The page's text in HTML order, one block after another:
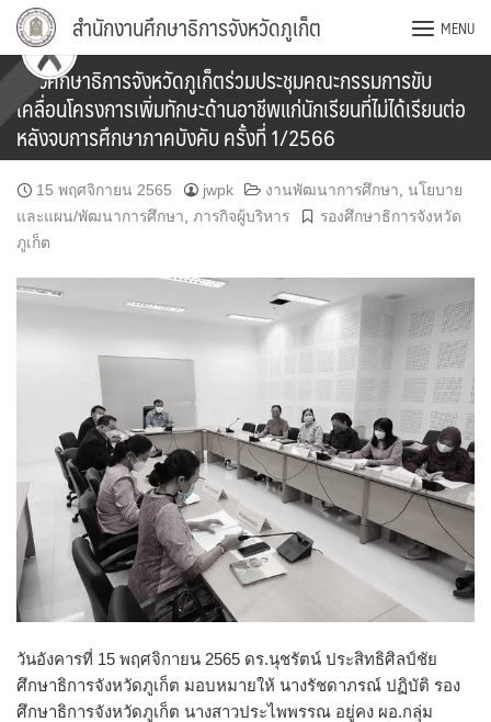
Skip
content
สำนักงานศึกษาธิการจังหวัดภูเก็ต MENU
รองศึกษาธิการจังหวัดภูเก็ตร่วมประชุมคณะกรรมการขับ
เคลื่อนโครงการเพิ่มทักษะด้านอาชีพแก่นักเรียนที่ไม่ได้เรียนต่อ
หลังจบการศึกษาภาคบังคับ ครั้งที่ 1/2566
15 พฤศจิกายน 2565 jwpk งานพัฒนาการศึกษา
นโยบาย
และแผน/พัฒนาการศึกษา ภารกิจผู้บริหาร
รองศึกษาธิการจังหวัด
ภูเก็ต
วันอังคารที่ 15 พฤศจิกายน 2565 ดร.นุชรัตน์ ประสิทธิศิลป์ชัย
ศึกษาธิการจังหวัดภูเก็ต มอบหมายให้ นางรัชดาภรณ์ ปฏิบัติ รอง
ศึกษาธิการจังหวัดภูเก็ต นางสาวประไพพรรณ อยู่คง ผอ.กลุ่ม